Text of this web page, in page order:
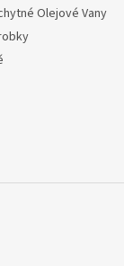
Olejové Vany